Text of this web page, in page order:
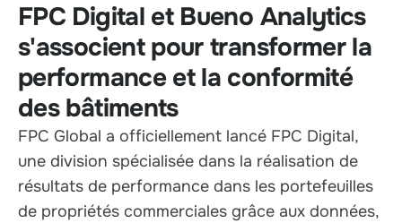
FPC Digital et Bueno Analytics
s'associent pour transformer la
performance et la conformité
des bâtiments
FPC Global a officiellement lancé FPC Digital,
une division spécialisée dans la réalisation de
résultats de performance dans les portefeuilles
de propriétés commerciales grâce aux données,